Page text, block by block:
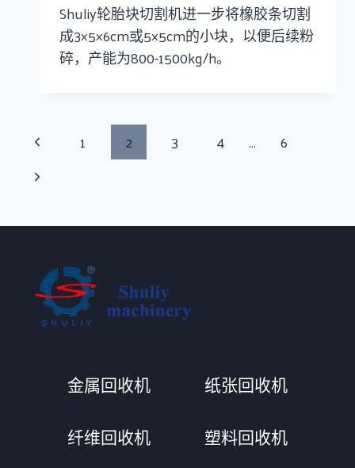
Shuliy轮胎块切割机进一步将橡胶条切割
成3×5×6cm或5×5cm的小块，以便后续粉
碎，产能为800-1500kg/h。
页
面
导
航
上
一
1 2 3 4 …
6
下
金属回收机 纸张回收机
纤维回收机 塑料回收机